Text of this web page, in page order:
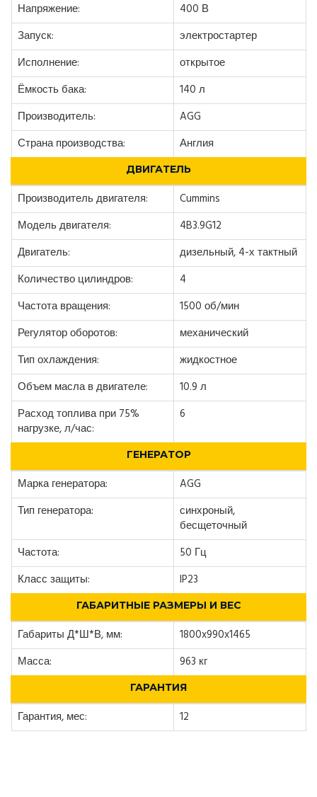
Напряжение:
400 В
Запуск:
электростартер
Исполнение:
открытое
Ёмкость бака:
140 л
Производитель:
AGG
Страна производства:
Англия
ДВИГАТЕЛЬ
Производитель двигателя:
Cummins
Модель двигателя:
4B3.9G12
Двигатель:
дизельный, 4-х тактный
Количество цилиндров:
4
Частота вращения:
1500 об/мин
Регулятор оборотов:
механический
Тип охлаждения:
жидкостное
Объем масла в двигателе:
10.9 л
Расход топлива при 75%
нагрузке, л/час:
6
ГЕНЕРАТОР
Марка генератора:
AGG
Тип генератора:
синхроный,
бесщеточный
Частота:
50 Гц
Класс защиты:
IP23
ГАБАРИТНЫЕ РАЗМЕРЫ И ВЕС
Габариты Д*Ш*В, мм:
1800x990x1465
Масса:
963 кг
ГАРАНТИЯ
Гарантия, мес: 12